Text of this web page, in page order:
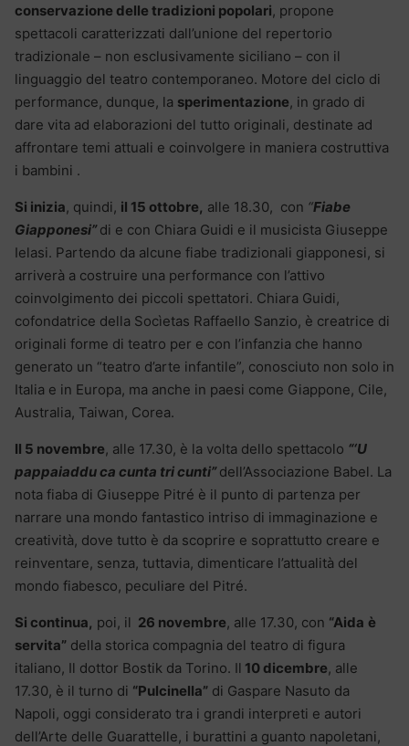
conservazione delle tradizioni popolari, propone
spettacoli caratterizzati dall’unione del repertorio
tradizionale – non esclusivamente siciliano – con il
linguaggio del teatro contemporaneo. Motore del ciclo di
performance, dunque, la sperimentazione, in grado di
dare vita ad elaborazioni del tutto originali, destinate ad
affrontare temi attuali e coinvolgere in maniera costruttiva
i bambini .
Si inizia, quindi, il 15 ottobre, alle 18.30, con “Fiabe
Giapponesi” di e con Chiara Guidi e il musicista Giuseppe
Ielasi. Partendo da alcune fiabe tradizionali giapponesi, si
arriverà a costruire una performance con l’attivo
coinvolgimento dei piccoli spettatori. Chiara Guidi,
cofondatrice della Socìetas Raffaello Sanzio, è creatrice di
originali forme di teatro per e con l’infanzia che hanno
generato un “teatro d’arte infantile”, conosciuto non solo in
Italia e in Europa, ma anche in paesi come Giappone, Cile,
Australia, Taiwan, Corea.
Il 5 novembre, alle 17.30, è la volta dello spettacolo “‘U
pappaiaddu ca cunta tri cunti” dell’Associazione Babel. La
nota fiaba di Giuseppe Pitré è il punto di partenza per
narrare una mondo fantastico intriso di immaginazione e
creatività, dove tutto è da scoprire e soprattutto creare e
reinventare, senza, tuttavia, dimenticare l’attualità del
mondo fiabesco, peculiare del Pitré.
Si continua, poi, il 26 novembre, alle 17.30, con “Aida è
servita” della storica compagnia del teatro di figura
italiano, Il dottor Bostik da Torino. Il 10 dicembre, alle
17.30, è il turno di “Pulcinella” di Gaspare Nasuto da
Napoli, oggi considerato tra i grandi interpreti e autori
dell’Arte delle Guarattelle, i burattini a guanto napoletani,